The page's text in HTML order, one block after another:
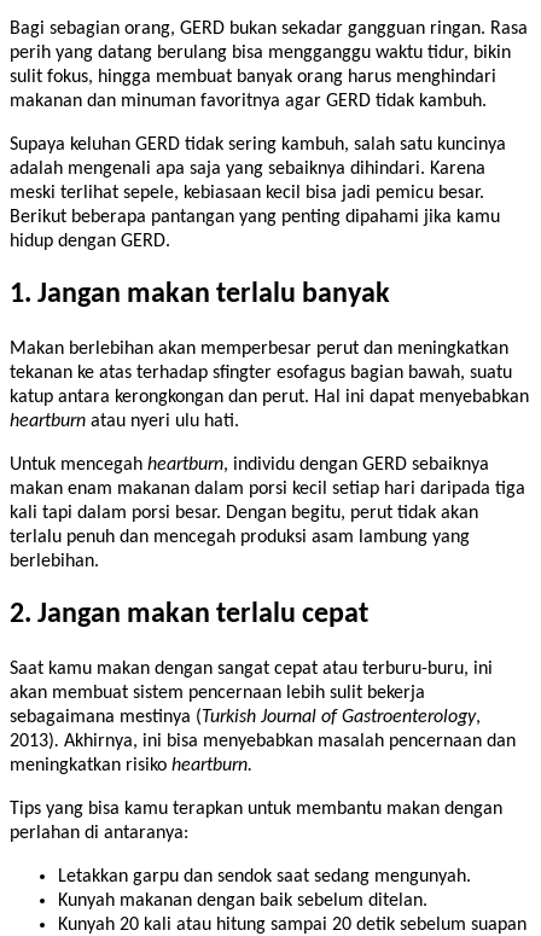
Bagi sebagian orang, GERD bukan sekadar gangguan ringan. Rasa
perih yang datang berulang bisa mengganggu waktu tidur, bikin
sulit fokus, hingga membuat banyak orang harus menghindari
makanan dan minuman favoritnya agar GERD tidak kambuh.
Supaya keluhan GERD tidak sering kambuh, salah satu kuncinya
adalah mengenali apa saja yang sebaiknya dihindari. Karena
meski terlihat sepele, kebiasaan kecil bisa jadi pemicu besar.
Berikut beberapa pantangan yang penting dipahami jika kamu
hidup dengan GERD.
1. Jangan makan terlalu banyak
Makan berlebihan akan memperbesar perut dan meningkatkan
tekanan ke atas terhadap sfingter esofagus bagian bawah, suatu
katup antara kerongkongan dan perut. Hal ini dapat menyebabkan
heartburn atau nyeri ulu hati.
Untuk mencegah heartburn, individu dengan GERD sebaiknya
makan enam makanan dalam porsi kecil setiap hari daripada tiga
kali tapi dalam porsi besar. Dengan begitu, perut tidak akan
terlalu penuh dan mencegah produksi asam lambung yang
berlebihan.
2. Jangan makan terlalu cepat
Saat kamu makan dengan sangat cepat atau terburu-buru, ini
akan membuat sistem pencernaan lebih sulit bekerja
sebagaimana mestinya (Turkish Journal of Gastroenterology,
2013). Akhirnya, ini bisa menyebabkan masalah pencernaan dan
meningkatkan risiko heartburn.
Tips yang bisa kamu terapkan untuk membantu makan dengan
perlahan di antaranya:
Letakkan garpu dan sendok saat sedang mengunyah.
Kunyah makanan dengan baik sebelum ditelan.
Kunyah 20 kali atau hitung sampai 20 detik sebelum suapan